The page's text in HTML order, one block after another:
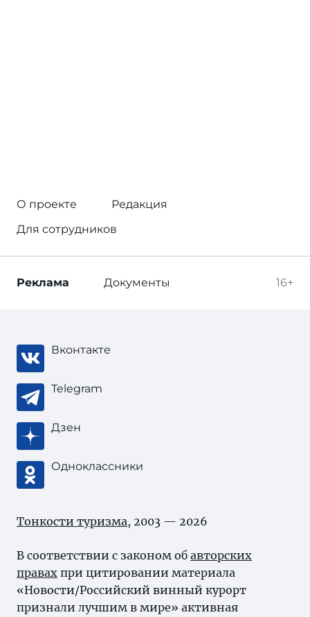
О проекте
Редакция
Для сотрудников
16+
Реклама Документы
Вконтакте
Telegram
Дзен
Одноклассники
Тонкости туризма, 2003 — 2026
В соответствии с законом об авторских
правах при цитировании материала
«Новости/Российский винный курорт
признали лучшим в мире» активная